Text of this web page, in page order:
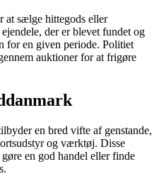
at sælge hittegods eller
der er blevet fundet og
for en given periode. Politiet
auktioner for at frigøre
en bred vifte af genstande,
og værktøj. Disse
en god handel eller finde